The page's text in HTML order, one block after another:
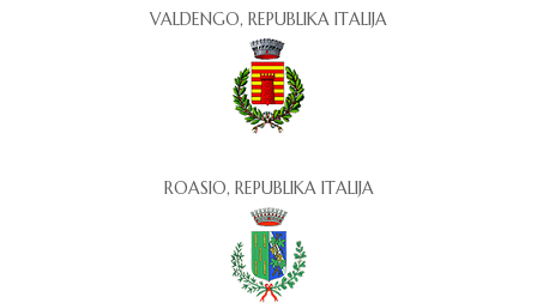
VALDENGO, REPUBLIKA ITALIJA
ROASIO, REPUBLIKA ITALIJA